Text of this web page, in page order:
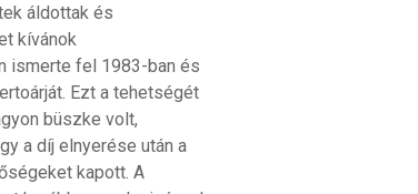
áldottak és
kívánok
ismerte fel 1983-ban és
Ezt a tehetségét
büszke volt,
a díj elnyerése után a
kapott. A